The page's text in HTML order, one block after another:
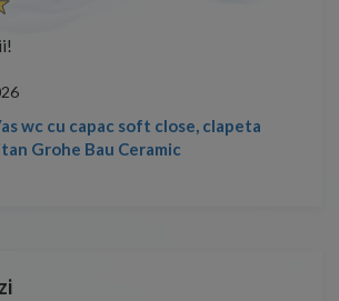
wc cu capac soft close, clapeta
Grohe Bau Ceramic